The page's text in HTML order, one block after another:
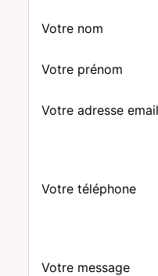
Votre nom
Votre prénom
Votre adresse email
Votre téléphone
Votre message